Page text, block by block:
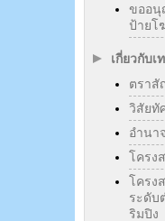
ขออนุ
ป้ายโ
เกี่ยวกับ
ตรา
วิสัยทั
อำนา
โครง
โครง
ระดับ
ริมปิง